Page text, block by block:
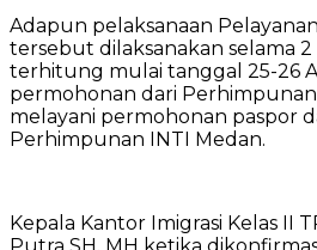
Adapun pelaksanaan
tersebut dilaksanakan selama
terhitung mulai tanggal 25-26
permohonan dari
melayani permohonan paspor
Perhimpunan INTI Medan.
Kepala Kantor Imigrasi Kelas II